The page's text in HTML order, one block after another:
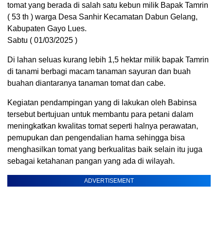
tomat yang berada di salah satu kebun milik Bapak Tamrin
( 53 th ) warga Desa Sanhir Kecamatan Dabun Gelang,
Kabupaten Gayo Lues.
Sabtu ( 01/03/2025 )
Di lahan seluas kurang lebih 1,5 hektar milik bapak Tamrin
di tanami berbagi macam tanaman sayuran dan buah
buahan diantaranya tanaman tomat dan cabe.
Kegiatan pendampingan yang di lakukan oleh Babinsa
tersebut bertujuan untuk membantu para petani dalam
meningkatkan kwalitas tomat seperti halnya perawatan,
pemupukan dan pengendalian hama sehingga bisa
menghasilkan tomat yang berkualitas baik selain itu juga
sebagai ketahanan pangan yang ada di wilayah.
ADVERTISEMENT